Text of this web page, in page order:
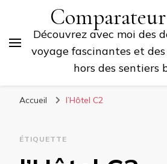
Découvrez avec moi des
voyage fascinantes et
hors des sentiers
Accueil l’Hôtel C2
ÉTIQUETTE